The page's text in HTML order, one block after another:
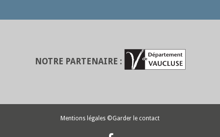
NOTRE PARTENAIRE :
Mentions légales ©Garder le contact